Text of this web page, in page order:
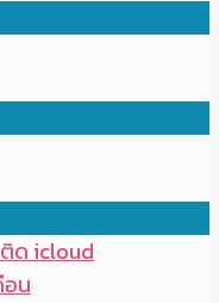
ด icloud
น